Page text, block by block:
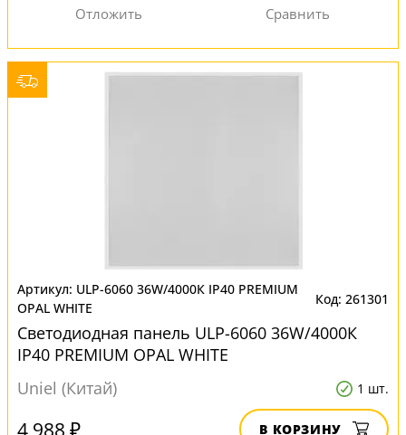
ULP-6060 36W/4000К IP40 PREMIUM
OPAL WHITE
261301
Светодиодная панель ULP-6060 36W/4000К
IP40 PREMIUM OPAL WHITE
Uniel (Китай)
1 шт.
4 988 ₽ В КОРЗИНУ